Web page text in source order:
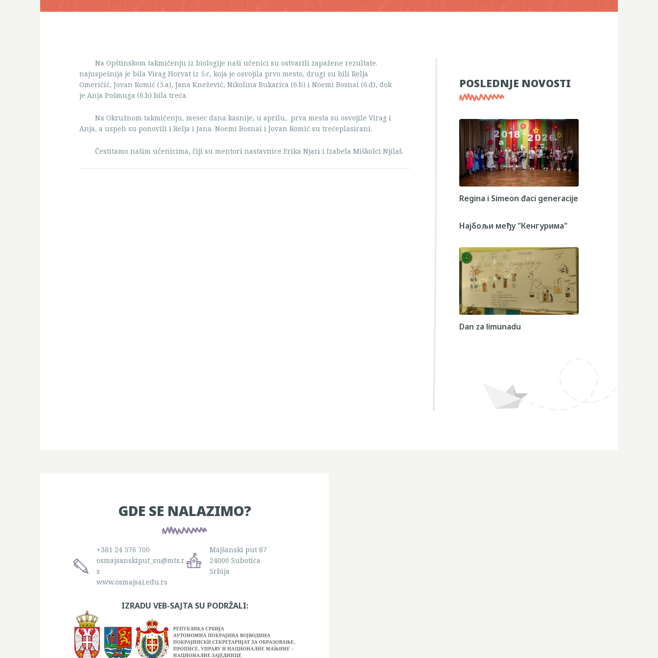
Na Opštinskom takmičenju iz biologije naši učenici su ostvarili zapažene rezultate.
najuspešnija je bila Virag Horvat iz 5.c, koja je osvojila prvo mesto, drugi su bili Relja
Omeričić, Jovan Romić (5.a), Jana Knežević, Nikolina Bukarica (6.b) i Noemi Bosnai (6.d), dok
je Anja Pošmuga (6.b) bila treća.
Na Okružnom takmičenju, mesec dana kasnije, u aprilu, prva mesta su osvojile Virag i
Anja, a uspeh su ponovili i Relja i Jana. Noemi Bosnai i Jovan Romić su trećeplasirani.
Čestitamo našim učenicima, čiji su mentori nastavnice Erika Njari i Izabela Miškolci Njilaš.
POSLEDNJE NOVOSTI
Regina i Simeon đaci generacije
Најбољи међу "Кенгурима"
Dan za limunadu
GDE SE NALAZIMO?
Majšanski put 87
24000 Subotica
Srbija
+381 24 576 700
osmajsanskiput_su@mts.r
s
www.osmajsai.edu.rs
IZRADU VEB-SAJTA SU PODRŽALI: